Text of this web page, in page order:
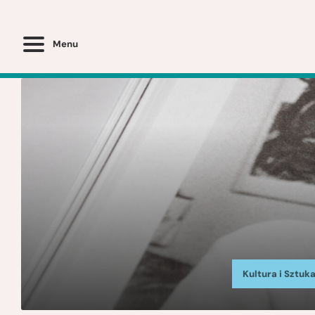
Menu
Kultura i Sztuka